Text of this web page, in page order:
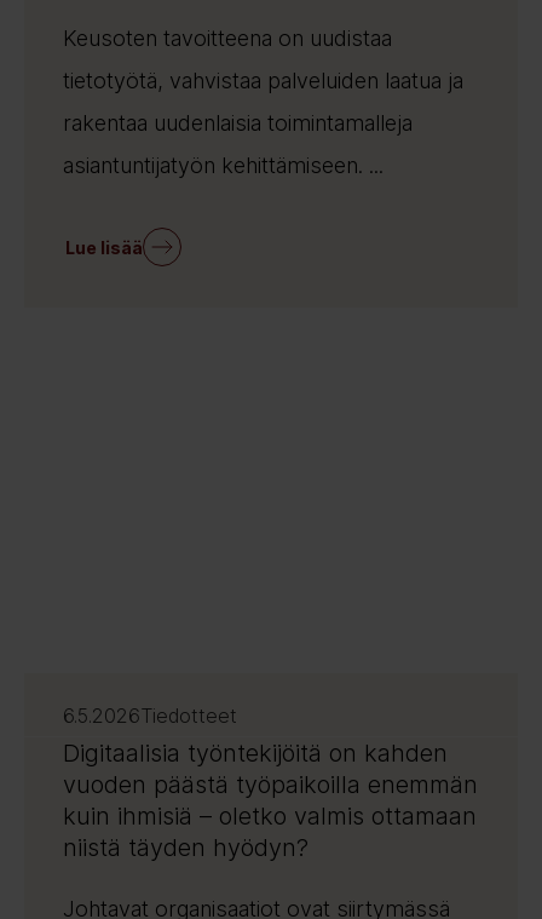
Keusoten tavoitteena on uudistaa
tietotyötä, vahvistaa palveluiden laatua ja
rakentaa uudenlaisia toimintamalleja
asiantuntijatyön kehittämiseen. ...
Lue lisää
6.5.2026Tiedotteet
Digitaalisia työntekijöitä on kahden
vuoden päästä työpaikoilla enemmän
kuin ihmisiä – oletko valmis ottamaan
niistä täyden hyödyn?
Johtavat organisaatiot ovat siirtymässä